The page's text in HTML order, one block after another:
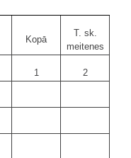
Kopā
T. sk.
meitenes
1 2